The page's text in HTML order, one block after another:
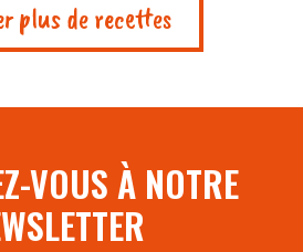
plus de recettes
VOUS À NOTRE